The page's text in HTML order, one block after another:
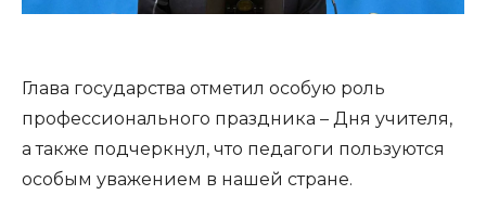
Глава государства отметил особую роль
профессионального праздника – Дня учителя,
а также подчеркнул, что педагоги пользуются
особым уважением в нашей стране.